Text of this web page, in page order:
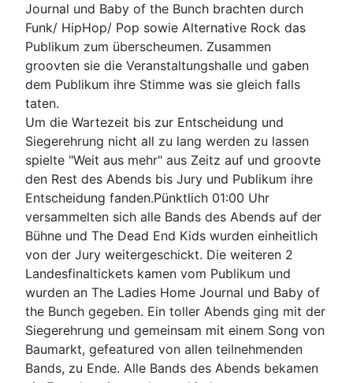
Journal und Baby of the Bunch brachten durch
Funk/ HipHop/ Pop sowie Alternative Rock das
Publikum zum überscheumen. Zusammen
groovten sie die Veranstaltungshalle und gaben
dem Publikum ihre Stimme was sie gleich falls
taten.
Um die Wartezeit bis zur Entscheidung und
Siegerehrung nicht all zu lang werden zu lassen
spielte "Weit aus mehr" aus Zeitz auf und groovte
den Rest des Abends bis Jury und Publikum ihre
Entscheidung fanden.Pünktlich 01:00 Uhr
versammelten sich alle Bands des Abends auf der
Bühne und The Dead End Kids wurden einheitlich
von der Jury weitergeschickt. Die weiteren 2
Landesfinaltickets kamen vom Publikum und
wurden an The Ladies Home Journal und Baby of
the Bunch gegeben. Ein toller Abends ging mit der
Siegerehrung und gemeinsam mit einem Song von
Baumarkt, gefeatured von allen teilnehmenden
Bands, zu Ende. Alle Bands des Abends bekamen